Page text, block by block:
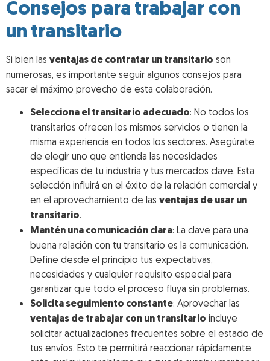
Consejos para trabajar con
un transitario
Si bien las ventajas de contratar un transitario son
numerosas, es importante seguir algunos consejos para
sacar el máximo provecho de esta colaboración.
Selecciona el transitario adecuado: No todos los
transitarios ofrecen los mismos servicios o tienen la
misma experiencia en todos los sectores. Asegúrate
de elegir uno que entienda las necesidades
específicas de tu industria y tus mercados clave. Esta
selección influirá en el éxito de la relación comercial y
en el aprovechamiento de las ventajas de usar un
transitario.
Mantén una comunicación clara: La clave para una
buena relación con tu transitario es la comunicación.
Define desde el principio tus expectativas,
necesidades y cualquier requisito especial para
garantizar que todo el proceso fluya sin problemas.
Solicita seguimiento constante: Aprovechar las
ventajas de trabajar con un transitario incluye
solicitar actualizaciones frecuentes sobre el estado de
tus envíos. Esto te permitirá reaccionar rápidamente